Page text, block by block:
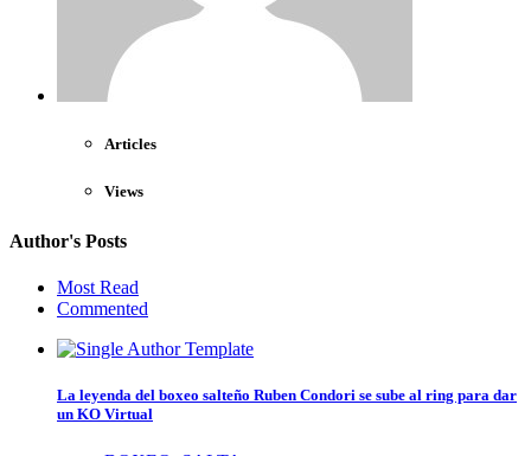
Articles
Views
Author's Posts
Most Read
Commented
La leyenda del boxeo salteño Ruben Condori se sube al ring para dar
un KO Virtual